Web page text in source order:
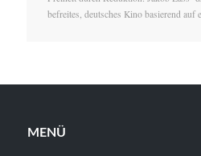
befreites, deutsches Kino basierend auf
MENÜ